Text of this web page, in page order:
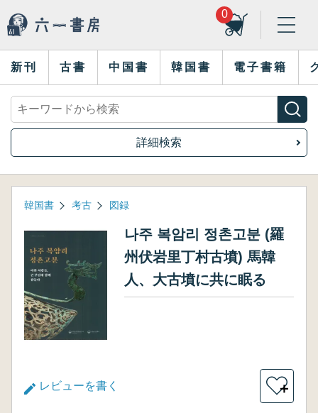
0
新刊 古書 中国書 韓国書 電子書籍
詳細検索
韓国書 考古 図録
나주 복암리 정촌고분 (羅
州伏岩里丁村古墳) 馬韓
人、大古墳に共に眠る
レビューを書く ＋